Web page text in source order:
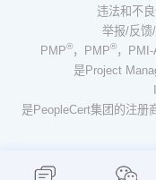
违法和不
举报/反馈
PMP®，PMP®，PMI-
是Project
是PeopleCert集团的注册